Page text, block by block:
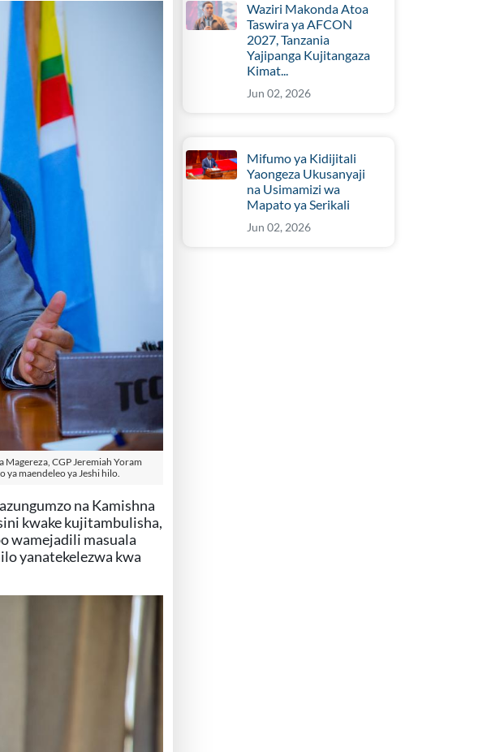
CGP Jeremiah Yoram
maendeleo ya Jeshi hilo.
na Kamishna
kwake kujitambulisha,
wamejadili masuala
yanatekelezwa kwa
Waziri Makonda Atoa
Taswira ya AFCON
2027, Tanzania
Yajipanga Kujitangaza
Kimat...
Jun 02, 2026
Mifumo ya Kidijitali
Yaongeza Ukusanyaji
na Usimamizi wa
Mapato ya Serikali
Jun 02, 2026